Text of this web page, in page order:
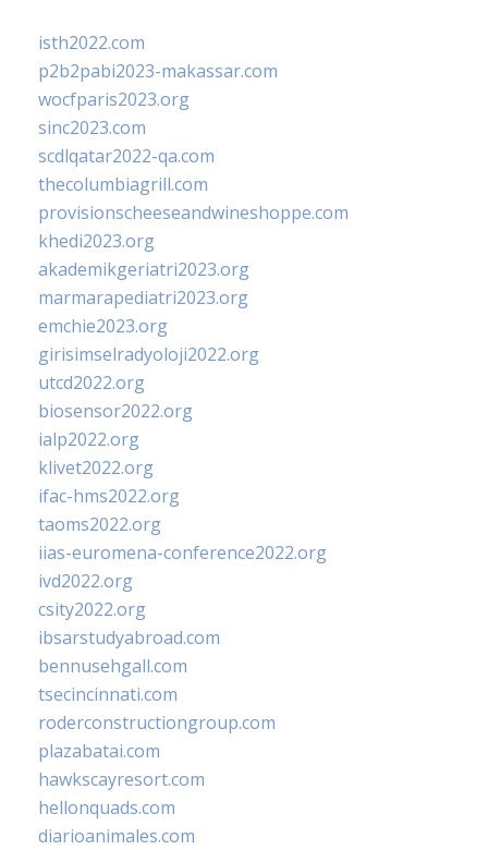
isth2022.com
p2b2pabi2023-makassar.com
wocfparis2023.org
sinc2023.com
scdlqatar2022-qa.com
thecolumbiagrill.com
provisionscheeseandwineshoppe.com
khedi2023.org
akademikgeriatri2023.org
marmarapediatri2023.org
emchie2023.org
girisimselradyoloji2022.org
utcd2022.org
biosensor2022.org
ialp2022.org
klivet2022.org
ifac-hms2022.org
taoms2022.org
iias-euromena-conference2022.org
ivd2022.org
csity2022.org
ibsarstudyabroad.com
bennusehgall.com
tsecincinnati.com
roderconstructiongroup.com
plazabatai.com
hawkscayresort.com
hellonquads.com
diarioanimales.com